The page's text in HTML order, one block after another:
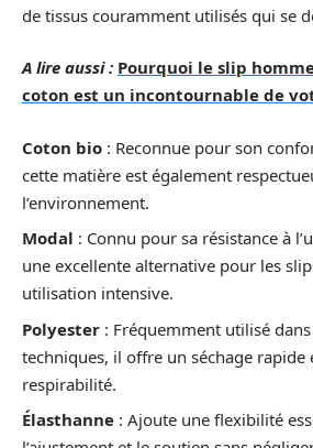
de tissus couramment utilisés qui se
A lire aussi : Pourquoi le slip
coton est un incontournable de
Coton bio : Reconnue pour son
cette matière est également
l’environnement.
Modal : Connu pour sa résistance à
une excellente alternative pour les
utilisation intensive.
Polyester : Fréquemment utilisé
techniques, il offre un séchage rapide
respirabilité.
Élasthanne : Ajoute une flexibilité